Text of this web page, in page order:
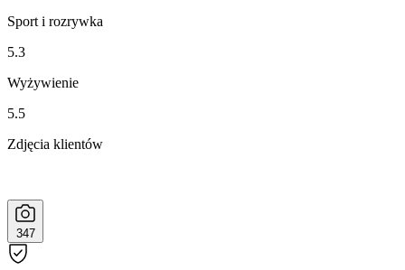
Sport i rozrywka
5.3
Wyżywienie
5.5
Zdjęcia klientów
347